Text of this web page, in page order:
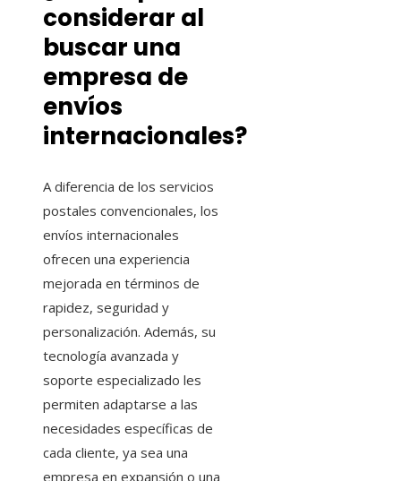
considerar al
buscar una
empresa de
envíos
internacionales?
A diferencia de los servicios
postales convencionales, los
envíos internacionales
ofrecen una experiencia
mejorada en términos de
rapidez, seguridad y
personalización. Además, su
tecnología avanzada y
soporte especializado les
permiten adaptarse a las
necesidades específicas de
cada cliente, ya sea una
empresa en expansión o una